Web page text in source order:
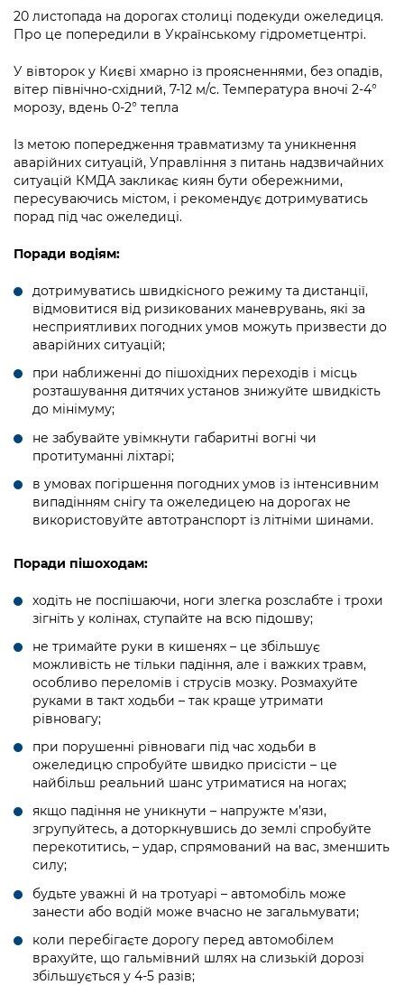
Рішення та розпорядження
перебувають на погодженні КМВА
Рішення Київради
Контактна інформація
Графік роботи та прийому громадян
Вакансії
Статистика
Звернення громадян
Регуляторна діяльність
Промисловість і наука Києва
Підприємства, установи, організації
Kyiv International Relations
Річні звіти
Гендерна політика
Безбар'єрність
Київська міська військова адміністрація
Освіта та навчальні заклади
Навколишнє середовище міста
Культура, спорт, дозвілля
Бізнес та ліцензування
Ритуальні послуги
Іноземцям / For foreigners
Пам'ятки культурної спадщини
Портал Захисників та Захисниць
Безбар'єрність
Портал послуг
Громадська експертиза
Консультації з громадськістю
Петиції
Відкритий бюджет
Контактний центр
Допомога учасникам АТО
Рада з питань внутрішньо переміщених
осіб при Київській міській військовій
«Ініціатива «Партнерство «Відкритий
Уряд» – місцевий рівень»
Важливе під час воєнного стану
Інформація з обмеженим доступом
Подати запит онлайн
Проекти нормативно-правових та
Нормативна база
Питання і відповіді про публічну
бездіяльності розпорядників інформації
Звіти про опрацювання запитів на
публічну інформацію
Інформація для споживачів
Про відкриті дані
Портал даних Києва
Публічні дашборди
Медіагалерея
КМДА / Subscribe to announcements
from the KCSA
Порядок акредитації медіа /
Accreditation process
Подати журналістський запит /
Submitting a media request
Зйомки в лікарнях в умовах воєнного
hospitals at work under martial law
Контакти для медіа / Contacts for mass
media
Портал Послуг
20 листопада на дорогах столиці подекуди ожеледиця.
Про це попередили в Українському гідрометцентрі.
У вівторок у Києві хмарно із проясненнями, без опадів,
вітер північно-східний, 7-12 м/с. Температура вночі 2-4°
морозу, вдень 0-2° тепла
Із метою попередження травматизму та уникнення
аварійних ситуацій, Управління з питань надзвичайних
ситуацій КМДА закликає киян бути обережними,
пересуваючись містом, і рекомендує дотримуватись
порад під час ожеледиці.
Поради водіям:
дотримуватись швидкісного режиму та дистанції,
відмовитися від ризикованих маневрувань, які за
несприятливих погодних умов можуть призвести до
аварійних ситуацій;
при наближенні до пішохідних переходів і місць
розташування дитячих установ знижуйте швидкість
до мінімуму;
не забувайте увімкнути габаритні вогні чи
протитуманні ліхтарі;
в умовах погіршення погодних умов із інтенсивним
випадінням снігу та ожеледицею на дорогах не
використовуйте автотранспорт із літніми шинами.
Поради пішоходам:
ходіть не поспішаючи, ноги злегка розслабте і трохи
зігніть у колінах, ступайте на всю підошву;
не тримайте руки в кишенях – це збільшує
можливість не тільки падіння, але і важких травм,
особливо переломів і струсів мозку. Розмахуйте
руками в такт ходьби – так краще утримати
рівновагу;
при порушенні рівноваги під час ходьби в
ожеледицю спробуйте швидко присісти – це
найбільш реальний шанс утриматися на ногах;
якщо падіння не уникнути – напружте м’язи,
згрупуйтесь, а доторкнувшись до землі спробуйте
перекотитись, – удар, спрямований на вас, зменшить
силу;
будьте уважні й на тротуарі – автомобіль може
занести або водій може вчасно не загальмувати;
коли перебігаєте дорогу перед автомобілем
врахуйте, що гальмівний шлях на слизькій дорозі
збільшується у 4-5 разів;